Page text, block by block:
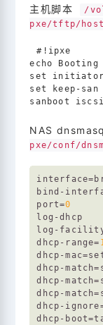
主机脚本
/
pxe/tftp/
#!ipxe
echo Booting
set initiator-
set keep-san
NAS
pxe/conf/
interface
port=0
log-
dhcp-range=
dhcp-mac
dhcp-match
dhcp-match
dhcp-match
dhcp-ignore
dhcp-boot